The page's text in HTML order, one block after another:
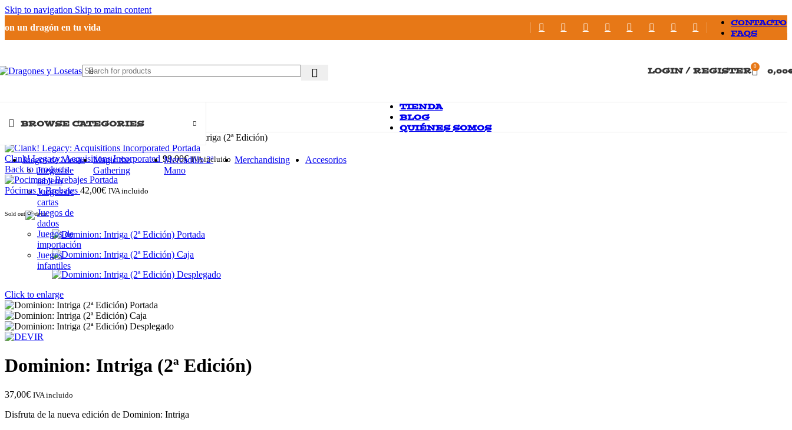
Skip to navigation Skip to main content
un dragón en tu vida
CONTACTO
FAQS
LOGIN / REGISTER 0 0,00
BROWSE CATEGORIES
Juegos de Mesa
Juegos de
tablero
Juegos de
cartas
Juegos de
dados
Juegos de
importación
Juegos
infantiles
Magic the
Gathering
Mercadillo 2ª
Mano
Merchandising Accesorios
TIENDA
BLOG
QUIÉNES SOMOS
Dominion: Intriga (2ª Edición)
Clank! Legacy: Acquisitions Incorporated 99,00€ IVA incluido
Back to products
Pócimas y Brebajes 42,00€ IVA incluido
Sold out
Click to enlarge
Dominion: Intriga (2ª Edición)
37,00€ IVA incluido
Disfruta de la nueva edición de Dominion: Intriga